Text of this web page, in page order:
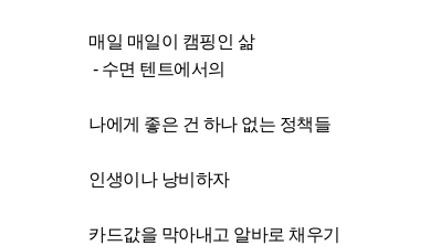
매일 매일이 캠핑인 삶
- 수면 텐트에서의
나에게 좋은 건 하나 없는 정책들
인생이나 낭비하자
카드값을 막아내고 알바로 채우기